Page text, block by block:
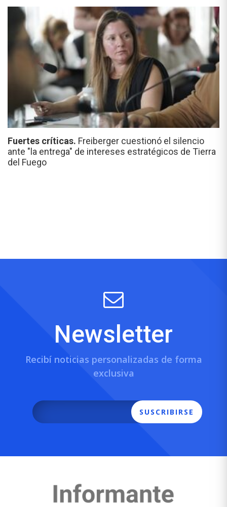
Fuertes críticas. Freiberger cuestionó el silencio
ante "la entrega" de intereses estratégicos de Tierra
del Fuego
Newsletter
Recibí noticias personalizadas de forma
exclusiva
SUSCRIBIRSE